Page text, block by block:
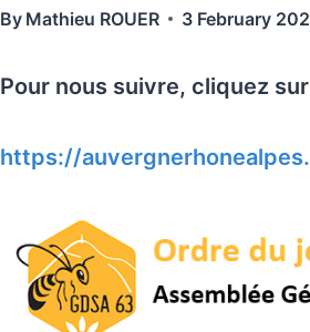
By Mathieu ROUER 3 February
Pour nous suivre, cliquez
https://